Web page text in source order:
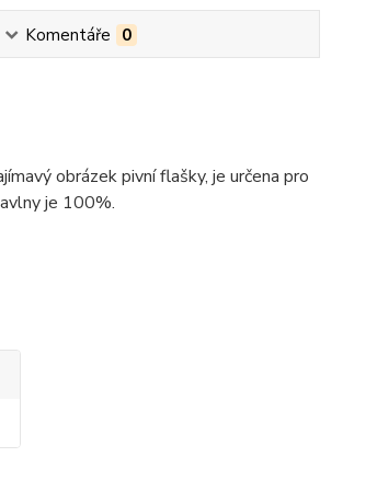
Komentáře 0
obrázek pivní flašky, je určena pro
je 100%.